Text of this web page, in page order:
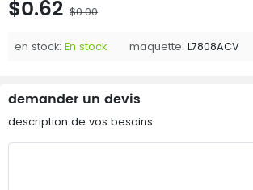
$0.62 $0.00
en stock: En stock maquette: L7808ACV
demander un devis
description de vos besoins